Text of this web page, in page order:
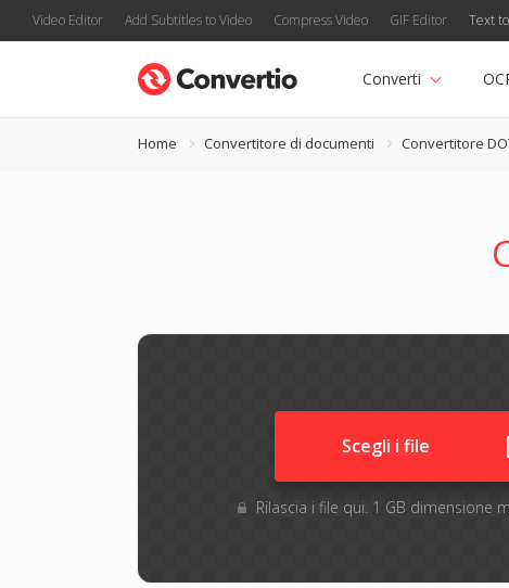
Video Editor Add Subtitles to Video Compress Video GIF Editor Text
Converti
Home Convertitore di documenti Convertitore
Scegli i file
Rilascia i file qui. 1 GB dimensione